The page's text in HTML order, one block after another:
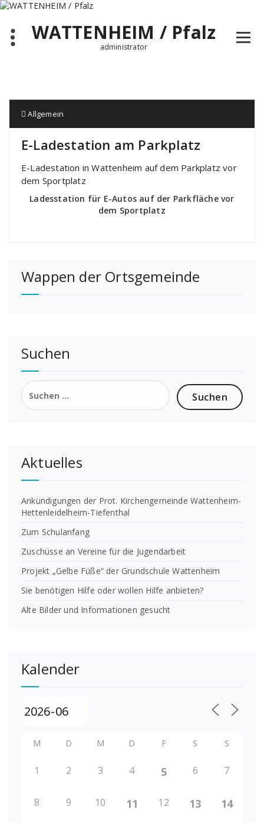
Zum
springenWATTENHEIM / Pfalz
administrator
Allgemein
E-Ladestation am Parkplatz
E-Ladestation in Wattenheim auf dem Parkplatz vor
dem Sportplatz
Ladesstation für E-Autos auf der Parkfläche vor
dem Sportplatz
Wappen der Ortsgemeinde
Suchen
Suchen
nach:
Aktuelles
Ankündigungen der Prot. Kirchengemeinde Wattenheim-
Hettenleidelheim-Tiefenthal
Zum Schulanfang
Zuschüsse an Vereine für die Jugendarbeit
Projekt „Gelbe Füße“ der Grundschule Wattenheim
Sie benötigen Hilfe oder wollen Hilfe anbieten?
Alte Bilder und Informationen gesucht
Kalender
M D M D F S S
1 2 3 4 5 6 7
8 9 10 11 12 13 14